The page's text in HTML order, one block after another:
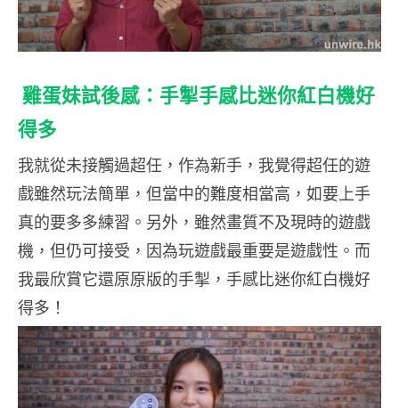
雞蛋妹試後感：手掣手感比迷你紅白機好
得多
我就從未接觸過超任，作為新手，我覺得超任的遊
戲雖然玩法簡單，但當中的難度相當高，如要上手
真的要多多練習。另外，雖然畫質不及現時的遊戲
機，但仍可接受，因為玩遊戲最重要是遊戲性。而
我最欣賞它還原原版的手掣，手感比迷你紅白機好
得多！